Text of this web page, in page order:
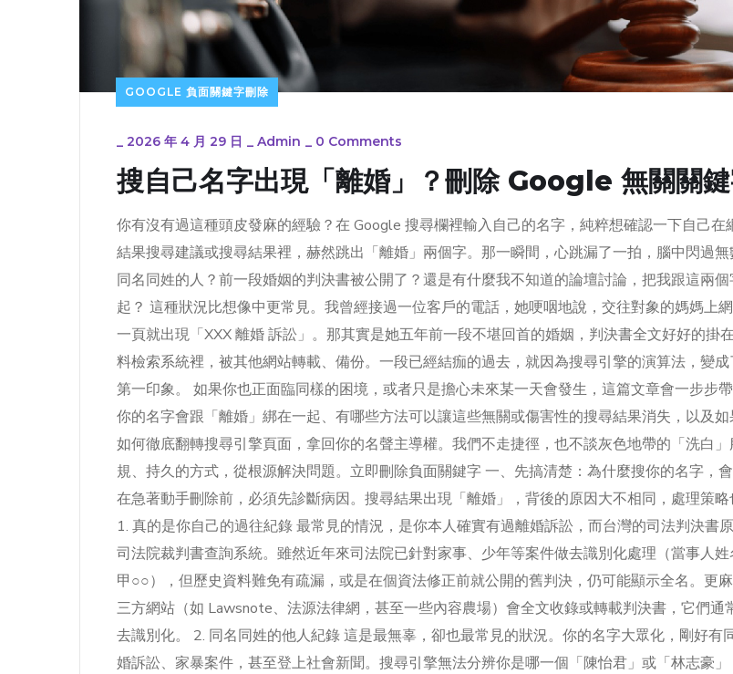
GOOGLE 負面關鍵字刪除
_ 2026 年 4 月 29 日 _ Admin _ 0 Comments
搜自己名字出現「離婚」？刪除 Google 無關關
你有沒有過這種頭皮發麻的經驗？在 Google 搜尋欄裡輸入自己的名字，純粹想確認一下自己在
結果搜尋建議或搜尋結果裡，赫然跳出「離婚」兩個字。那一瞬間，心跳漏了一拍，腦中閃過
同名同姓的人？前一段婚姻的判決書被公開了？還是有什麼我不知道的論壇討論，把我跟這兩
起？ 這種狀況比想像中更常見。我曾經接過一位客戶的電話，她哽咽地說，交往對象的媽媽上
一頁就出現「XXX 離婚 訴訟」。那其實是她五年前一段不堪回首的婚姻，判決書全文好好的掛
料檢索系統裡，被其他網站轉載、備份。一段已經結痂的過去，就因為搜尋引擎的演算法，變
第一印象。 如果你也正面臨同樣的困境，或者只是擔心未來某一天會發生，這篇文章會一步步
你的名字會跟「離婚」綁在一起、有哪些方法可以讓這些無關或傷害性的搜尋結果消失，以及
如何徹底翻轉搜尋引擎頁面，拿回你的名聲主導權。我們不走捷徑，也不談灰色地帶的「洗白
規、持久的方式，從根源解決問題。立即刪除負面關鍵字 一、先搞清楚：為什麼搜你的名字，
在急著動手刪除前，必須先診斷病因。搜尋結果出現「離婚」，背後的原因大不相同，處理策略
1. 真的是你自己的過往紀錄 最常見的情況，是你本人確實有過離婚訴訟，而台灣的司法判決書
司法院裁判書查詢系統。雖然近年來司法院已針對家事、少年等案件做去識別化處理（當事人
甲○○），但歷史資料難免有疏漏，或是在個資法修正前就公開的舊判決，仍可能顯示全名。更
三方網站（如 Lawsnote、法源法律網，甚至一些內容農場）會全文收錄或轉載判決書，它們通
去識別化。 2. 同名同姓的他人紀錄 這是最無辜，卻也最常見的狀況。你的名字大眾化，剛好有
婚訴訟、家暴案件，甚至登上社會新聞。搜尋引擎無法分辨你是哪一個「陳怡君」或「林志豪